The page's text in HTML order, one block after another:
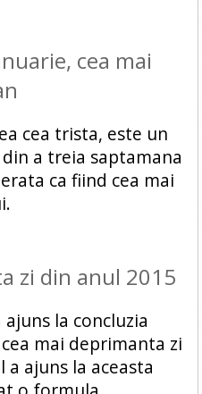
cea mai
cea trista, este un
a treia saptamana
ca fiind cea mai
zi din anul 2015
la concluzia
mai deprimanta zi
ajuns la aceasta